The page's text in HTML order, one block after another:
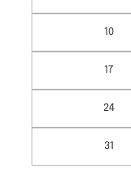
10
17
24
31